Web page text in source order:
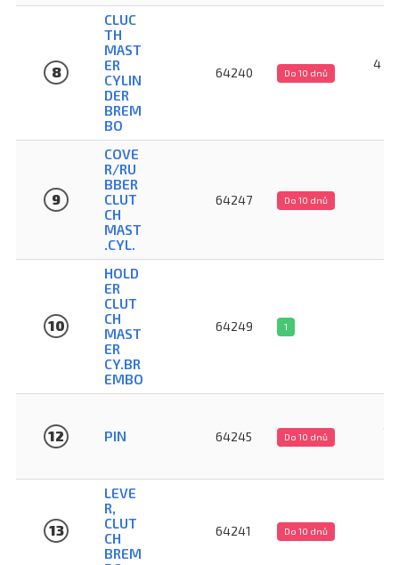
8
CLUC
TH
MAST
ER
CYLIN
DER
BREM
BO
64240 Do 10 dnů
4
9
COVE
R/RU
BBER
CLUT
CH
MAST
.CYL.
64247 Do 10 dnů
10
HOLD
ER
CLUT
CH
MAST
ER
CY.BR
EMBO
64249 1
12 PIN 64245 Do 10 dnů
13
LEVE
R,
CLUT
CH
BREM
64241 Do 10 dnů